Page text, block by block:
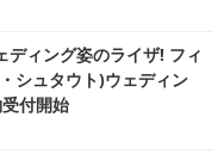
ディング姿のライザ! フィ
シュタウト)ウェディン
付開始